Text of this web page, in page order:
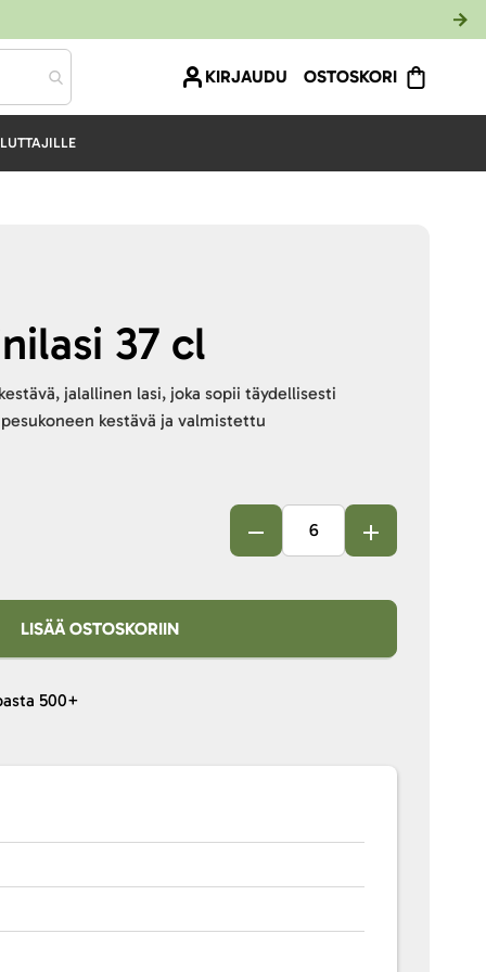
KIRJAUDU OSTOSKORI
37 cl
jalallinen lasi, joka sopii täydellisesti
kestävä ja valmistettu
LISÄÄ OSTOSKORIIN
500+